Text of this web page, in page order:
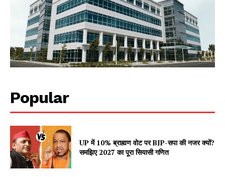
Popular
UP में 10% ब्राह्मण वोट पर BJP-सपा की नजर क्यों?
समझिए 2027 का पूरा सियासी गणित